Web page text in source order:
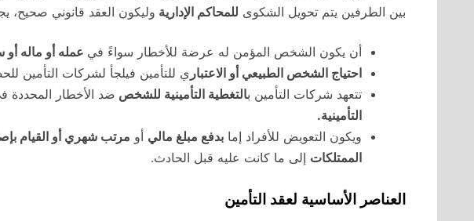
بين الطرفين يتم تحويل الشكوى للمحاكم الإدارية وليكون العقد قانوني صحيح،
أن يكون الشخص المؤمن له عرضة للأخطار سواءً في عمله أو ماله
احتياج الشخص الطبيعي أو الاعتبار ي للتأمين فيلجأ لشركات التأمين
تتعهد شركات التأمين بالتغطية التأمينية للشخص ضد الأخطار المحددة
التأمينية.
ويكون التعويض للأفراد إما بدفع مبلغ مالي أو مرتب شهري أو القيام
الممتلكات إلى ما كانت عليه قبل الحادث.
العناصر الأساسية لعقد التأمين